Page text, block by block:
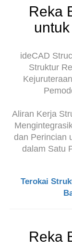
Reka
ideCAD
Struktur
Aliran Kerja
dan Perincian
dalam Satu
Terokai
Reka